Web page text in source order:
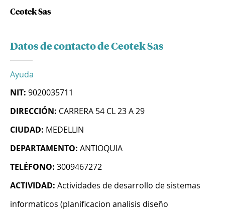
Ceotek Sas
Datos de contacto de Ceotek Sas
Ayuda
NIT: 9020035711
DIRECCIÓN: CARRERA 54 CL 23 A 29
CIUDAD: MEDELLIN
DEPARTAMENTO: ANTIOQUIA
TELÉFONO: 3009467272
ACTIVIDAD: Actividades de desarrollo de sistemas
informaticos (planificacion analisis diseño